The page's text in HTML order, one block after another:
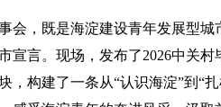
，既是海淀建设青年发展型城
宣言。现场，发布了2026中关
构建了一条从“认识海淀”到“扎